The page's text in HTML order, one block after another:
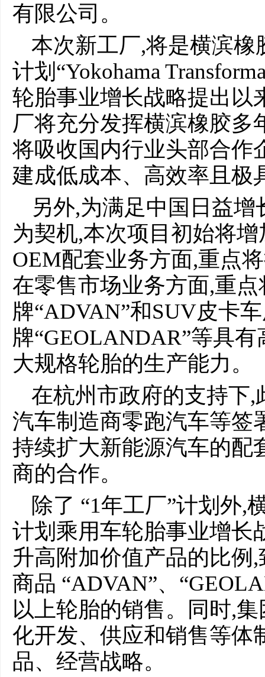
有限公司。
本次新工厂,将是横滨橡
计划“Yokohama
轮胎事业增长战略提出以
厂将充分发挥横滨橡胶多
将吸收国内行业头部合作
建成低成本、高效率且极
另外,为满足中国日益
为契机,本次项目初始将
OEM配套业务方面,重点
在零售市场业务方面,重
牌“ADVAN”和SUV皮卡
牌“GEOLANDAR”等具
大规格轮胎的生产能力。
在杭州市政府的支持下
汽车制造商零跑汽车等签
持续扩大新能源汽车的配
商的合作。
除了 “1年工厂”计划外,
计划乘用车轮胎事业增长
升高附加价值产品的比例
商品 “ADVAN”、
以上轮胎的销售。同时,
化开发、供应和销售等体
品、经营战略。